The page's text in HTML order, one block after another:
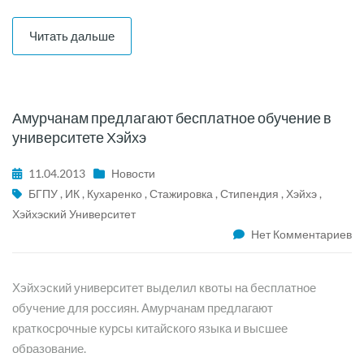
Читать дальше
Амурчанам предлагают бесплатное обучение в
университете Хэйхэ
11.04.2013
Новости
БГПУ , ИК , Кухаренко , Стажировка , Стипендия , Хэйхэ ,
Хэйхэский Университет
Нет Комментариев
Хэйхэский университет выделил квоты на бесплатное
обучение для россиян. Амурчанам предлагают
краткосрочные курсы китайского языка и высшее
образование.